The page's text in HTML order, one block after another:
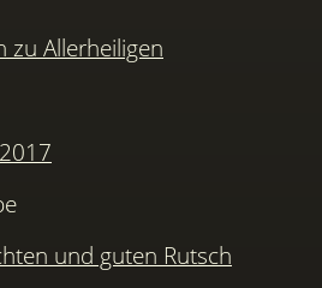
zu Allerheiligen
und guten Rutsch